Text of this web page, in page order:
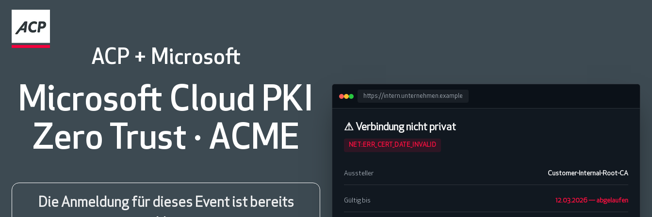
ACP + Microsoft
Microsoft Cloud PKI
Zero Trust · ACME
Die Anmeldung für dieses Event ist bereits
https://intern.unternehmen.example
⚠ Verbindung nicht privat
NET::ERR_CERT_DATE_INVALID
Aussteller Customer-Internal-Root-CA
Gültig bis 12.03.2026 — abgelaufen